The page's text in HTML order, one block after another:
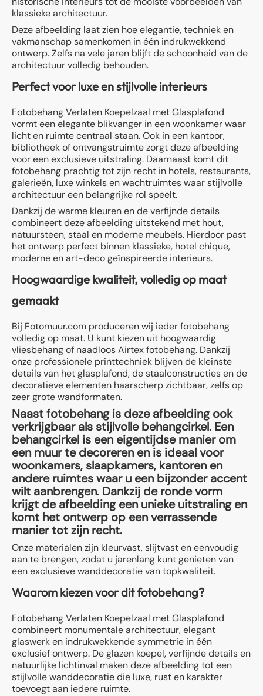
klassieke architectuur.
Deze afbeelding laat zien hoe elegantie, techniek en
vakmanschap samenkomen in één indrukwekkend
ontwerp. Zelfs na vele jaren blijft de schoonheid van de
architectuur volledig behouden.
Perfect voor luxe en stijlvolle interieurs
Fotobehang Verlaten Koepelzaal met Glasplafond
vormt een elegante blikvanger in een woonkamer waar
licht en ruimte centraal staan. Ook in een kantoor,
bibliotheek of ontvangstruimte zorgt deze afbeelding
voor een exclusieve uitstraling. Daarnaast komt dit
fotobehang prachtig tot zijn recht in hotels, restaurants,
galerieën, luxe winkels en wachtruimtes waar stijlvolle
architectuur een belangrijke rol speelt.
Dankzij de warme kleuren en de verfijnde details
combineert deze afbeelding uitstekend met hout,
natuursteen, staal en moderne meubels. Hierdoor past
het ontwerp perfect binnen klassieke, hotel chique,
moderne en art-deco geïnspireerde interieurs.
Hoogwaardige kwaliteit, volledig op maat
gemaakt
Bij Fotomuur.com produceren wij ieder fotobehang
volledig op maat. U kunt kiezen uit hoogwaardig
vliesbehang of naadloos Airtex fotobehang. Dankzij
onze professionele printtechniek blijven de kleinste
details van het glasplafond, de staalconstructies en de
decoratieve elementen haarscherp zichtbaar, zelfs op
zeer grote wandformaten.
Naast fotobehang is deze afbeelding ook
verkrijgbaar als stijlvolle behangcirkel. Een
behangcirkel is een eigentijdse manier om
een muur te decoreren en is ideaal voor
woonkamers, slaapkamers, kantoren en
andere ruimtes waar u een bijzonder accent
wilt aanbrengen. Dankzij de ronde vorm
krijgt de afbeelding een unieke uitstraling en
komt het ontwerp op een verrassende
manier tot zijn recht.
Onze materialen zijn kleurvast, slijtvast en eenvoudig
aan te brengen, zodat u jarenlang kunt genieten van
een exclusieve wanddecoratie van topkwaliteit.
Waarom kiezen voor dit fotobehang?
Fotobehang Verlaten Koepelzaal met Glasplafond
combineert monumentale architectuur, elegant
glaswerk en indrukwekkende symmetrie in één
exclusief ontwerp. De glazen koepel, verfijnde details en
natuurlijke lichtinval maken deze afbeelding tot een
stijlvolle wanddecoratie die luxe, rust en karakter
toevoegt aan iedere ruimte.